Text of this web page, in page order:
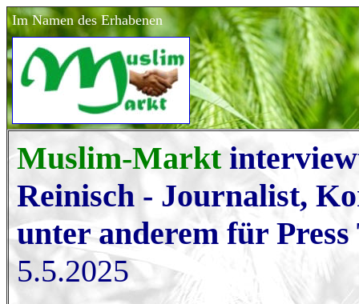
Im Namen des Erhabenen
Muslim-Markt
Reinisch - Journalist,
unter anderem für
5.5.2025